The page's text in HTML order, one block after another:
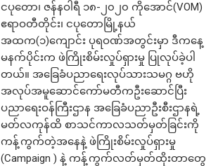
ငပုတော၊ ဇန်နဝါရီ ၁၈-၂၀၂၀ ကိုအောင်(VOM)
ဧရာဝတီတိုင်း၊ ငပုတောမြို့နယ်
အထက(၁)ကျောင်း ပုရဝဏ်အတွင်းမှာ ဒီကနေ့
မနက်ပိုင်းက ဖဲကြိုးစိမ်းလှုပ်ရှားမှု ပြုလုပ်ခဲ့ပါ
တယ်။ အခြေခံပညာရေးလုပ်သားသမဂ္ဂ ဗဟို
အလုပ်အမူဆောင်ကော်မတီကဦးဆောင်ပြီး
ပညာရေးဝန်ကြီးဌာန အခြေခံပညာဦးစီးဌာနရဲ့
မတ်လကုန်ထိ စာသင်ကာလသတ်မှတ်ခြင်းကို
ကန့်ကွက်တဲ့အနေနဲ့ ဖဲကြိုးစိမ်းလှုပ်ရှားမှု
(Campaign ) နဲ့ ကန့်ကွက်လတ်မှတ်ထိုးတာတွေ